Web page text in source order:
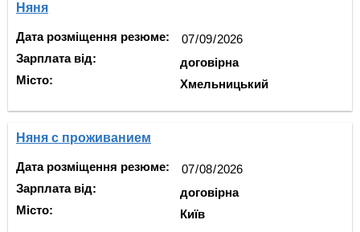
Няня
Дата розміщення резюме:
Зарплата від:
Місто:
договірна
Хмельницький
Няня с проживанием
Дата розміщення резюме:
Зарплата від:
Місто:
договірна
Київ